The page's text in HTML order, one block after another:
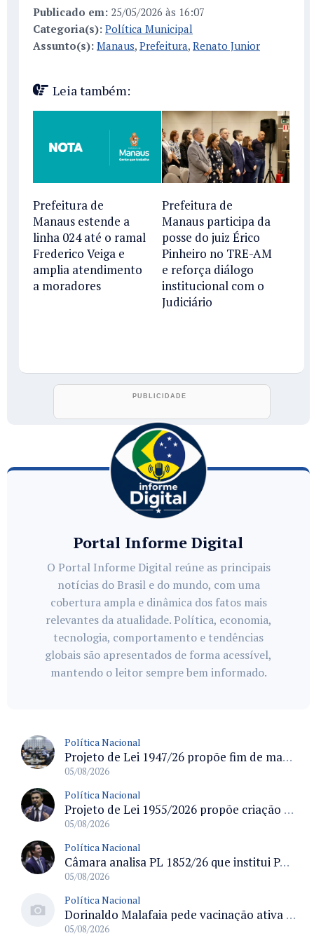
Publicado em: 25/05/2026 às 16:07
Categoria(s): Política Municipal
Assunto(s): Manaus, Prefeitura, Renato Junior
Leia também:
Prefeitura de
Manaus estende a
linha 024 até o ramal
Frederico Veiga e
amplia atendimento
a moradores
Prefeitura de
Manaus participa da
posse do juiz Érico
Pinheiro no TRE-AM
e reforça diálogo
institucional com o
Judiciário
Portal Informe Digital
O Portal Informe Digital reúne as principais
notícias do Brasil e do mundo, com uma
cobertura ampla e dinâmica dos fatos mais
relevantes da atualidade. Política, economia,
tecnologia, comportamento e tendências
globais são apresentados de forma acessível,
mantendo o leitor sempre bem informado.
Política Nacional
Projeto de Lei 1947/26 propõe fim de margens para cartão de crédito e consignado do INSS
05/08/2026
Política Nacional
Projeto de Lei 1955/2026 propõe criação de geração livre de fumo ao restringir venda de vapes a nascidos desde 1º de janeiro de 2009
05/08/2026
Política Nacional
Câmara analisa PL 1852/26 que institui Política Nacional de Gestão de Desempenho e Eficiência para servidores públicos
05/08/2026
Política Nacional
Dorinaldo Malafaia pede vacinação ativa ao Ministério da Saúde para reverter queda na cobertura vacinal no Brasil
05/08/2026